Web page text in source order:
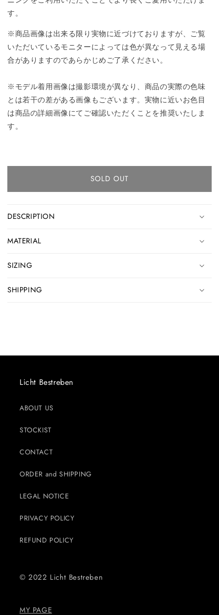
す。
※商品画像は出来る限り実物に近づけておりますが、ご覧
いただいているモニターによっては色が異なって見える場
合がありますのであらかじめご了承ください。
※モデル着用画像は撮影環境が異なり、商品の実際の色味
とは若干の差がある画像もございます。実物に近いお色目
は商品の詳細画像にてご確認いただくことを推奨いたしま
す。
SOLD OUT
DESCRIPTION
MATERIAL
SIZING
SHIPPING
Licht Bestreben
ABOUT US
STOCKIST
CONTACT
ORDER and SHIPPING
LEGAL NOTICE
PRIVACY POLICY
REFUND POLICY
© 2022 Licht Bestreben
MY PAGE